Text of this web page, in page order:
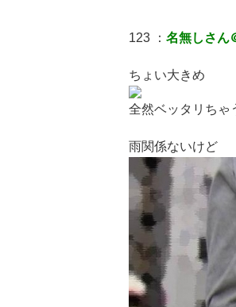
123 ： 名無しさん
ちょい大きめ
全然ベッタリちゃ
雨関係ないけど